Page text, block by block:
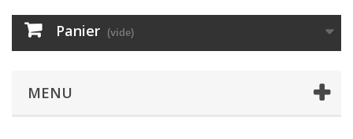
Panier (vide)
MENU